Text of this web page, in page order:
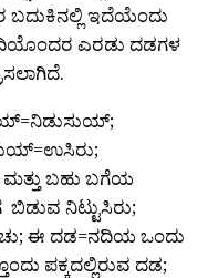
ಇದೆಯೆಂದು
ಎರಡು ದಡಗಳ
ಬಹು ಬಗೆಯ
ನಿಟ್ಟುಸಿರು;
ಈ ದಡ=ನದಿಯ ಒಂದು
ಪಕ್ಕದಲ್ಲಿರುವ ದಡ;